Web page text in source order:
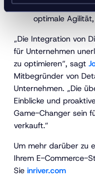
SaaS-Lösung
optimale
„Die Integration von
für Unternehmen
zu optimieren“, sagt
Mitbegründer von
Unternehmen. „Die
Einblicke und
Game-Changer sein
verkauft.“
Um mehr darüber zu
Ihrem E-Commerce-
Sie inriver.com